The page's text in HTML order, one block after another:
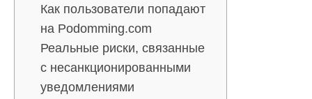
Как пользователи попадают
на Podomming.com
Реальные риски, связанные
с несанкционированными
уведомлениями